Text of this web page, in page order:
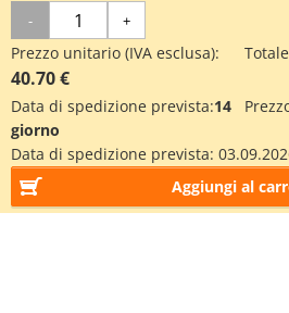
- +
Prezzo unitario (IVA esclusa):
40.70 €
Data di spedizione prevista:14
giorno
Data di spedizione prevista:
Aggiungi al